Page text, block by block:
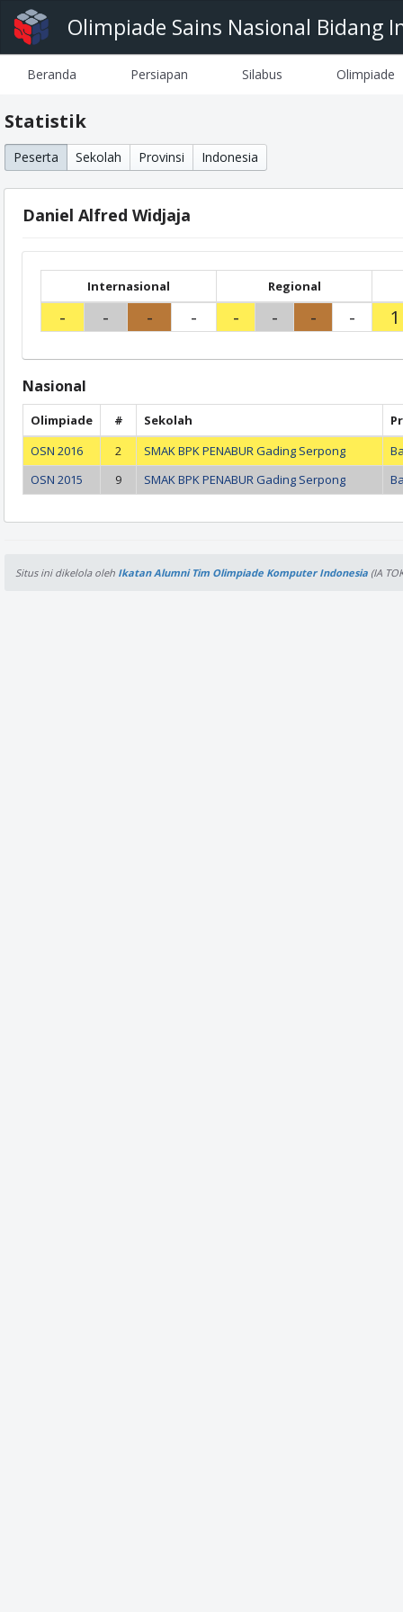
Olimpiade Sains Nasional Bidang
Beranda Persiapan Silabus Olimpiade
Statistik
Peserta Sekolah Provinsi Indonesia
Daniel Alfred Widjaja
Internasional Regional
- - - - - - - - 1
Nasional
Olimpiade # Sekolah
OSN 2016
2 SMAK BPK PENABUR Gading Serpong
OSN 2015
9 SMAK BPK PENABUR Gading Serpong
Situs ini dikelola oleh Ikatan Alumni Tim Olimpiade Komputer Indonesia (IA